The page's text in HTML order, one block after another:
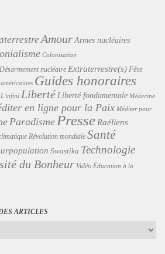
Amour Armes nucléaires
Colonisation
Désarmement nucléaire Extraterrestre(s) Fête
Guides honoraires
L'infini Liberté Liberté fondamentale Médecine
en ligne pour la Paix Méditer pour
Paradisme Presse Raéliens
Révolution mondiale Santé
Swastika Technologie
du Bonheur Vidéo Éducation à la
ARTICLES